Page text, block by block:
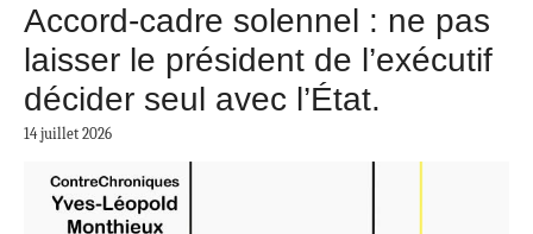
Accord-cadre solennel : ne pas
laisser le président de l’exécutif
décider seul avec l’État.
14 juillet 2026